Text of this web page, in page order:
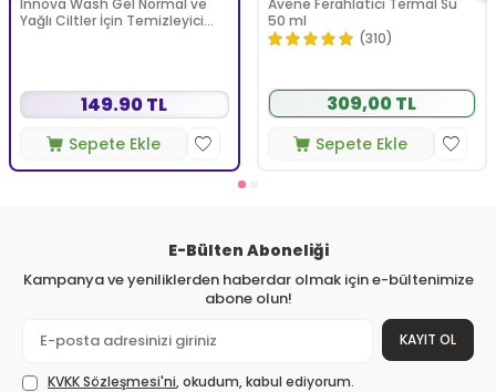
Innova Wash Gel Normal ve
Yağlı Ciltler İçin Temizleyici
149.90 TL
Sepete Ekle
Avene Ferahlatıcı Termal Su
50 ml
(310)
309,00 TL
Sepete Ekle
E-Bülten Aboneliği
Kampanya ve yeniliklerden haberdar olmak için e-bültenimize
abone olun!
KAYIT OL
KVKK Sözleşmesi'ni, okudum, kabul ediyorum.